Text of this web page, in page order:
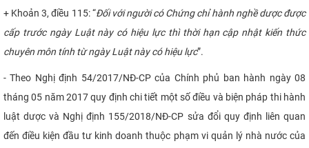
CỰU NGƯỜI HỌC
+ Khoản 3, điều 115: “Đối với người có Chứng chỉ hành nghề dược được
cấp trước ngày Luật này có hiệu lực thì thời hạn cập nhật kiến thức
chuyên môn tính từ ngày Luật này có hiệu lực”.
- Theo Nghị định 54/2017/NĐ-CP của Chính phủ ban hành ngày 08
tháng 05 năm 2017 quy định chi tiết một số điều và biện pháp thi hành
luật dược và Nghị định 155/2018/NĐ-CP sửa đổi quy định liên quan
đến điều kiện đầu tư kinh doanh thuộc phạm vi quản lý nhà nước của